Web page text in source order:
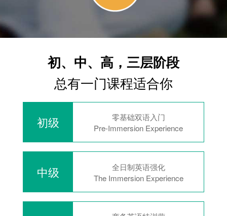
初、中、高，三层阶段
总有一门课程适合你
初级
零基础双语入门
Pre-Immersion Experience
中级
全日制英语强化
The Immersion Experience